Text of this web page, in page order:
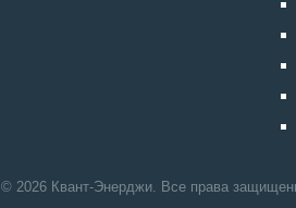
© 2026 Квант-Энерджи. Все права